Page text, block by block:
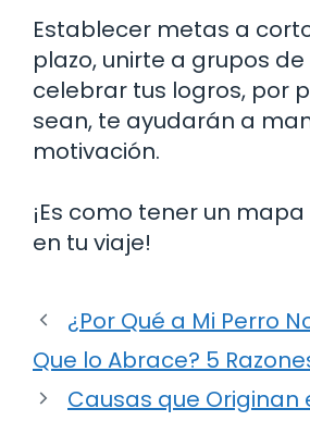
Establecer metas a
plazo, unirte a grupos
celebrar tus logros, por
sean, te ayudarán a
motivación.
¡Es como tener un
en tu viaje!
¿Por Qué a Mi Perro
Que lo Abrace? 5
Causas que Originan